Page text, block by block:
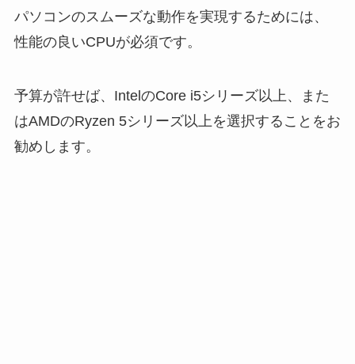
パソコンのスムーズな動作を実現するためには、
性能の良いCPUが必須です。
予算が許せば、IntelのCore i5シリーズ以上、また
はAMDのRyzen 5シリーズ以上を選択することをお
勧めします。